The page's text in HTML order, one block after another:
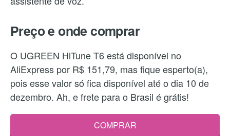
Preço e onde comprar
O UGREEN HiTune T6 está disponível no
AliExpress por R$ 151,79, mas fique esperto(a),
pois esse valor só fica disponível até o dia 10 de
dezembro. Ah, e frete para o Brasil é grátis!
COMPRAR